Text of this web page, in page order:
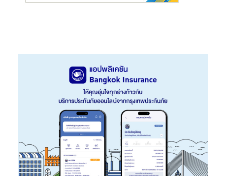
ถือเป็นโอกาสดีและสร้างสีสันใหม่ๆ ให้กับผู้บริโภคมากขึ้น ทางบริษัทมี
ความยินดีอย่างมากที่จะได้เป็นส่วนร่วมหนึ่งในโอกาสใหม่ครั้งนี้ และขอ
แสดงความนับถือต่อแบรนด์ใหม่รุ่นพี่ หลายแบรนด์ที่สร้างความมั่นใจ
ของรถยนต์สัญชาติจีนให้คนไทยได้ดีตลอดมา
“ทางบริษัทมีความมั่นใจที่จะทำพันธกิจของบริษัทให้ดีที่สุดสำหรับผู้
จำหน่ายทุกท่านและผู้บริโภคทุกราย ในการเปิดตัวและเริ่มจำหน่าย
ผลิตภัณฑ์ SUV ของ รุ่น Glory i-Auto ครั้งนี้ และจะมีรถยนต์ SUV ที่มี
คุณภาพมานำเสนอคนไทยอย่างต่อเนื่องในโอกาสต่อไป”นายพิทยา
กล่าวปิดท้าย